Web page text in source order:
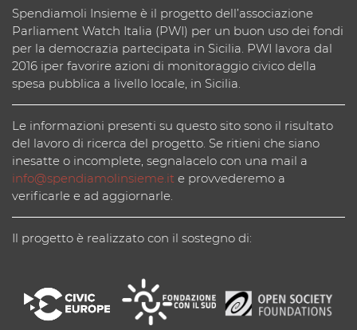
Spendiamoli Insieme è il progetto dell’associazione
Parliament Watch Italia (PWI) per un buon uso dei fondi
per la democrazia partecipata in Sicilia. PWI lavora dal
2016 iper favorire azioni di monitoraggio civico della
spesa pubblica a livello locale, in Sicilia.
Le informazioni presenti su questo sito sono il risultato
del lavoro di ricerca del progetto. Se ritieni che siano
inesatte o incomplete, segnalacelo con una mail a
info@spendiamolinsieme.it e provvederemo a
verificarle e ad aggiornarle.
Il progetto è realizzato con il sostegno di: